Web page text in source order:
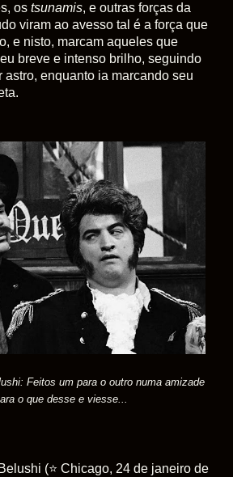
os tsunamis, e outras forças da
viram ao avesso tal é a força que
e nisto, marcam aqueles que
breve e intenso brilho, seguindo
enquanto ia marcando seu
Feitos um para o outro numa amizade
o que desse e viesse...
(⭐ Chicago, 24 de janeiro de